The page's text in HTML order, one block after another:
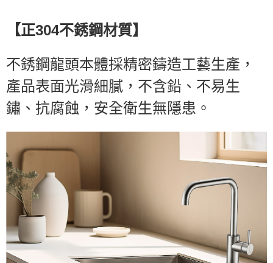
【正304不銹鋼材質】
不銹鋼龍頭本體採精密鑄造工藝生產，
產品表面光滑細膩，不含鉛、不易生
鏽、抗腐蝕，安全衛生無隱患。